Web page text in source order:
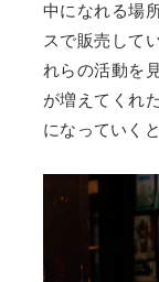
中になれる場
スで販売して
れらの活動を
が増えてくれ
になっていく